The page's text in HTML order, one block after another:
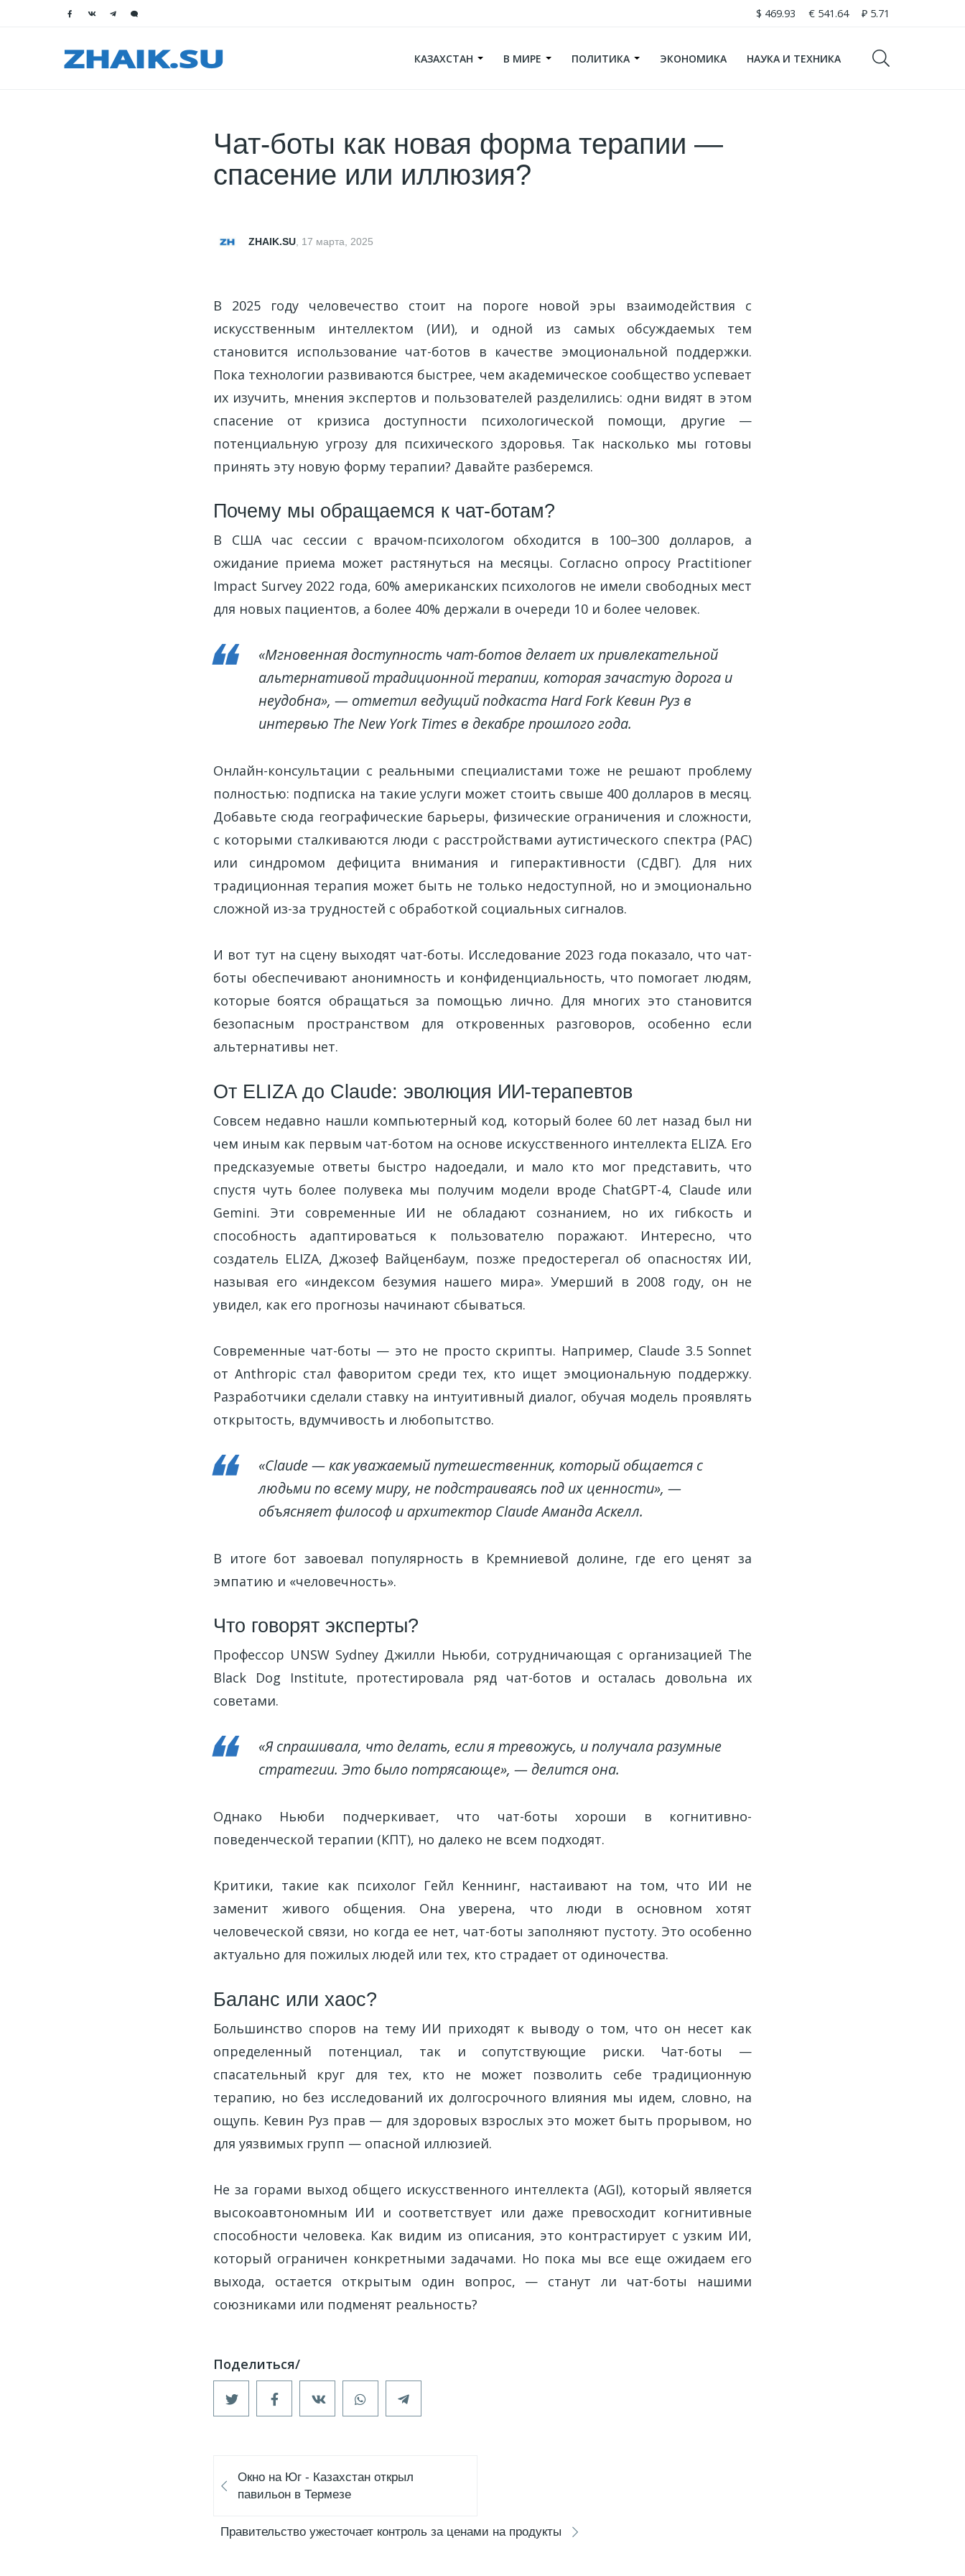
$ 469.93 € 541.64 ₽ 5.71
КАЗАХСТАН В МИРЕ ПОЛИТИКА ЭКОНОМИКА НАУКА И ТЕХНИКА
Чат-боты как новая форма терапии —
спасение или иллюзия?
ZHAIK.SU, 17 марта, 2025
В 2025 году человечество стоит на пороге новой эры взаимодействия с
искусственным интеллектом (ИИ), и одной из самых обсуждаемых тем
становится использование чат-ботов в качестве эмоциональной поддержки.
Пока технологии развиваются быстрее, чем академическое сообщество успевает
их изучить, мнения экспертов и пользователей разделились: одни видят в этом
спасение от кризиса доступности психологической помощи, другие —
потенциальную угрозу для психического здоровья. Так насколько мы готовы
принять эту новую форму терапии? Давайте разберемся.
Почему мы обращаемся к чат-ботам?
В США час сессии с врачом-психологом обходится в 100–300 долларов, а
ожидание приема может растянуться на месяцы. Согласно опросу Practitioner
Impact Survey 2022 года, 60% американских психологов не имели свободных мест
для новых пациентов, а более 40% держали в очереди 10 и более человек.
«Мгновенная доступность чат-ботов делает их привлекательной
альтернативой традиционной терапии, которая зачастую дорога и
неудобна», — отметил ведущий подкаста Hard Fork Кевин Руз в
интервью The New York Times в декабре прошлого года.
Онлайн-консультации с реальными специалистами тоже не решают проблему
полностью: подписка на такие услуги может стоить свыше 400 долларов в месяц.
Добавьте сюда географические барьеры, физические ограничения и сложности,
с которыми сталкиваются люди с расстройствами аутистического спектра (РАС)
или синдромом дефицита внимания и гиперактивности (СДВГ). Для них
традиционная терапия может быть не только недоступной, но и эмоционально
сложной из-за трудностей с обработкой социальных сигналов.
И вот тут на сцену выходят чат-боты. Исследование 2023 года показало, что чат-
боты обеспечивают анонимность и конфиденциальность, что помогает людям,
которые боятся обращаться за помощью лично. Для многих это становится
безопасным пространством для откровенных разговоров, особенно если
альтернативы нет.
От ELIZA до Claude: эволюция ИИ-терапевтов
Совсем недавно нашли компьютерный код, который более 60 лет назад был ни
чем иным как первым чат-ботом на основе искусственного интеллекта ELIZA. Его
предсказуемые ответы быстро надоедали, и мало кто мог представить, что
спустя чуть более полувека мы получим модели вроде ChatGPT-4, Claude или
Gemini. Эти современные ИИ не обладают сознанием, но их гибкость и
способность адаптироваться к пользователю поражают. Интересно, что
создатель ELIZA, Джозеф Вайценбаум, позже предостерегал об опасностях ИИ,
называя его «индексом безумия нашего мира». Умерший в 2008 году, он не
увидел, как его прогнозы начинают сбываться.
Современные чат-боты — это не просто скрипты. Например, Claude 3.5 Sonnet
от Anthropic стал фаворитом среди тех, кто ищет эмоциональную поддержку.
Разработчики сделали ставку на интуитивный диалог, обучая модель проявлять
открытость, вдумчивость и любопытство.
«Claude — как уважаемый путешественник, который общается с
людьми по всему миру, не подстраиваясь под их ценности», —
объясняет философ и архитектор Claude Аманда Аскелл.
В итоге бот завоевал популярность в Кремниевой долине, где его ценят за
эмпатию и «человечность».
Что говорят эксперты?
Профессор UNSW Sydney Джилли Ньюби, сотрудничающая с организацией The
Black Dog Institute, протестировала ряд чат-ботов и осталась довольна их
советами.
«Я спрашивала, что делать, если я тревожусь, и получала разумные
стратегии. Это было потрясающе», — делится она.
Однако Ньюби подчеркивает, что чат-боты хороши в когнитивно-
поведенческой терапии (КПТ), но далеко не всем подходят.
Критики, такие как психолог Гейл Кеннинг, настаивают на том, что ИИ не
заменит живого общения. Она уверена, что люди в основном хотят
человеческой связи, но когда ее нет, чат-боты заполняют пустоту. Это особенно
актуально для пожилых людей или тех, кто страдает от одиночества.
Баланс или хаос?
Большинство споров на тему ИИ приходят к выводу о том, что он несет как
определенный потенциал, так и сопутствующие риски. Чат-боты —
спасательный круг для тех, кто не может позволить себе традиционную
терапию, но без исследований их долгосрочного влияния мы идем, словно, на
ощупь. Кевин Руз прав — для здоровых взрослых это может быть прорывом, но
для уязвимых групп — опасной иллюзией.
Не за горами выход общего искусственного интеллекта (AGI), который является
высокоавтономным ИИ и соответствует или даже превосходит когнитивные
способности человека. Как видим из описания, это контрастирует с узким ИИ,
который ограничен конкретными задачами. Но пока мы все еще ожидаем его
выхода, остается открытым один вопрос, — станут ли чат-боты нашими
союзниками или подменят реальность?
Окно на Юг - Казахстан открыл
павильон в Термезе
Правительство ужесточает контроль за ценами на продукты